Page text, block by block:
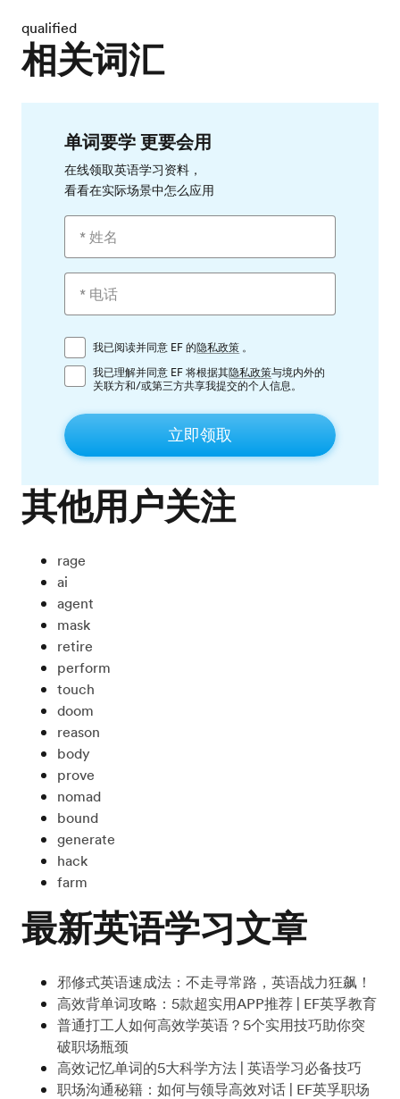
qualified
相关词汇
单词要学 更要会用
在线领取英语学习资料，
看看在实际场景中怎么应用
我已阅读并同意 EF 的隐私政策 。
我已理解并同意 EF 将根据其隐私政策与境内外的
关联方和/或第三方共享我提交的个人信息。
立即领取
其他用户关注
rage
ai
agent
mask
retire
perform
touch
doom
reason
body
prove
nomad
bound
generate
hack
farm
最新英语学习文章
邪修式英语速成法：不走寻常路，英语战力狂飙！
高效背单词攻略：5款超实用APP推荐 | EF英孚教育
普通打工人如何高效学英语？5个实用技巧助你突
破职场瓶颈
高效记忆单词的5大科学方法 | 英语学习必备技巧
职场沟通秘籍：如何与领导高效对话 | EF英孚职场